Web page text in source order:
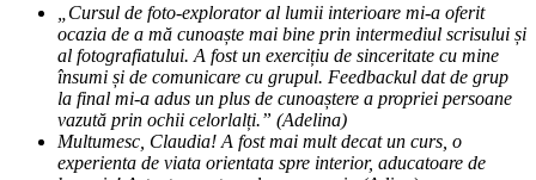
„Cursul de foto-explorator al lumii interioare mi-a oferit
ocazia de a mă cunoaște mai bine prin intermediul scrisului și
al fotografiatului. A fost un exercițiu de sinceritate cu mine
însumi și de comunicare cu grupul. Feedbackul dat de grup
la final mi-a adus un plus de cunoaștere a propriei persoane
vazută prin ochii celorlalți.” (Adelina)
Multumesc, Claudia! A fost mai mult decat un curs, o
experienta de viata orientata spre interior, aducatoare de